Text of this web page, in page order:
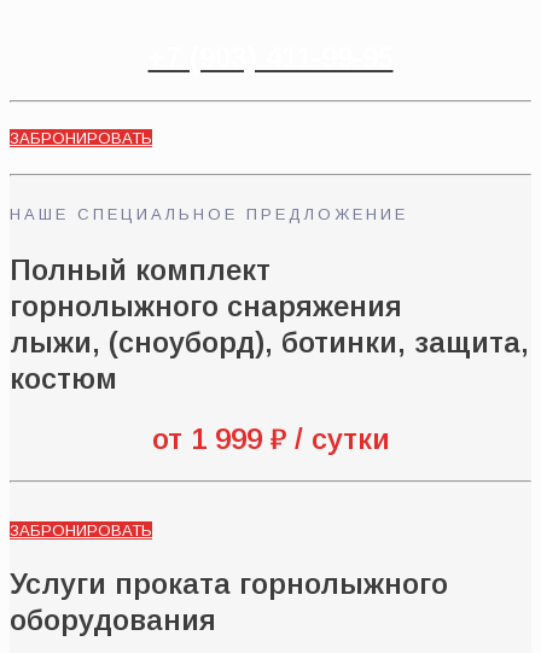
ЗАБРОНИРОВАТЬ
НАШЕ СПЕЦИАЛЬНОЕ ПРЕДЛОЖЕНИЕ
Полный комплект
горнолыжного снаряжения
лыжи, (сноуборд), ботинки, защита,
костюм
от 1 999 ₽ / сутки
ЗАБРОНИРОВАТЬ
Услуги проката горнолыжного
оборудования